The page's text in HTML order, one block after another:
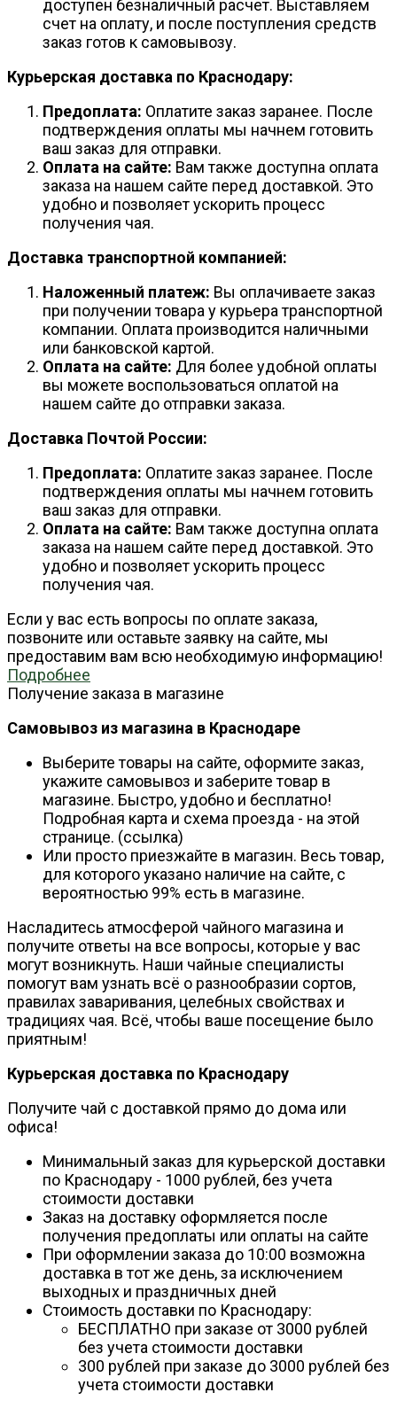
доступен безналичный расчет. Выставляем
счет на оплату, и после поступления средств
заказ готов к самовывозу.
Курьерская доставка по Краснодару:
Предоплата: Оплатите заказ заранее. После
подтверждения оплаты мы начнем готовить
ваш заказ для отправки.
Оплата на сайте: Вам также доступна оплата
заказа на нашем сайте перед доставкой. Это
удобно и позволяет ускорить процесс
получения чая.
Доставка транспортной компанией:
Наложенный платеж: Вы оплачиваете заказ
при получении товара у курьера транспортной
компании. Оплата производится наличными
или банковской картой.
Оплата на сайте: Для более удобной оплаты
вы можете воспользоваться оплатой на
нашем сайте до отправки заказа.
Доставка Почтой России:
Предоплата: Оплатите заказ заранее. После
подтверждения оплаты мы начнем готовить
ваш заказ для отправки.
Оплата на сайте: Вам также доступна оплата
заказа на нашем сайте перед доставкой. Это
удобно и позволяет ускорить процесс
получения чая.
Если у вас есть вопросы по оплате заказа,
позвоните или оставьте заявку на сайте, мы
предоставим вам всю необходимую информацию!
Подробнее
Получение заказа в магазине
Самовывоз из магазина в Краснодаре
Выберите товары на сайте, оформите заказ,
укажите самовывоз и заберите товар в
магазине. Быстро, удобно и бесплатно!
Подробная карта и схема проезда - на этой
странице. (ссылка)
Или просто приезжайте в магазин. Весь товар,
для которого указано наличие на сайте, с
вероятностью 99% есть в магазине.
Насладитесь атмосферой чайного магазина и
получите ответы на все вопросы, которые у вас
могут возникнуть. Наши чайные специалисты
помогут вам узнать всё о разнообразии сортов,
правилах заваривания, целебных свойствах и
традициях чая. Всё, чтобы ваше посещение было
приятным!
Курьерская доставка по Краснодару
Получите чай с доставкой прямо до дома или
офиса!
Минимальный заказ для курьерской доставки
по Краснодару - 1000 рублей, без учета
стоимости доставки
Заказ на доставку оформляется после
получения предоплаты или оплаты на сайте
При оформлении заказа до 10:00 возможна
доставка в тот же день, за исключением
выходных и праздничных дней
Стоимость доставки по Краснодару:
БЕСПЛАТНО при заказе от 3000 рублей
без учета стоимости доставки
300 рублей при заказе до 3000 рублей без
учета стоимости доставки